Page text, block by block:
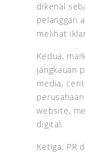
dikenal
pelanggan
melihat
Kedua,
jangkauan
media,
website,
digital.
Ketiga, PR